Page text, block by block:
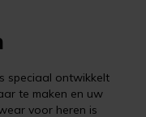
speciaal ontwikkelt
te maken en uw
voor heren is